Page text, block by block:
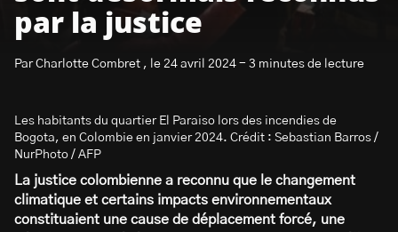
par la justice
Par Charlotte Combret , le 24 avril 2024 - 3 minutes de lecture
Les habitants du quartier El Paraiso lors des incendies de
Bogota, en Colombie en janvier 2024. Crédit : Sebastian Barros /
NurPhoto / AFP
La justice colombienne a reconnu que le changement
climatique et certains impacts environnementaux
constituaient une cause de déplacement forcé, une
S’abonner à la newsletter